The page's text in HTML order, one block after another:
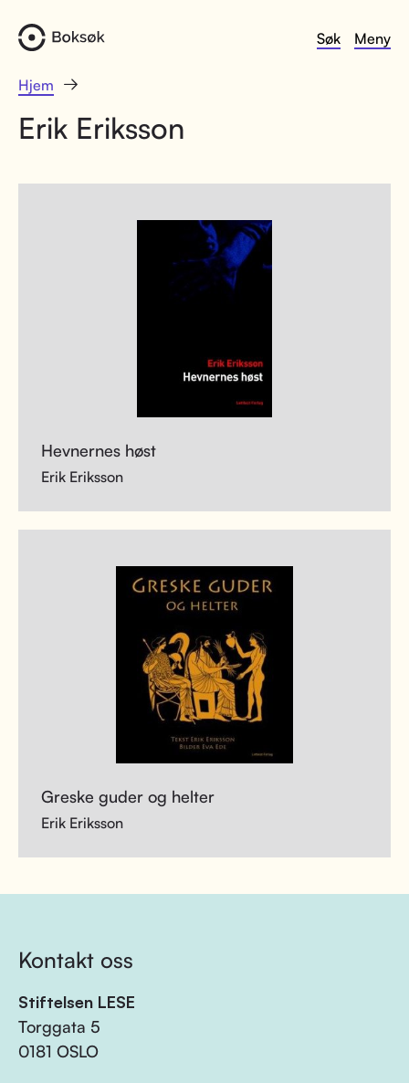
Søk Meny
Hjem
Erik Eriksson
Hevnernes høst
Erik Eriksson
Greske guder og helter
Erik Eriksson
Kontakt oss
Stiftelsen LESE
Torggata 5
0181 OSLO